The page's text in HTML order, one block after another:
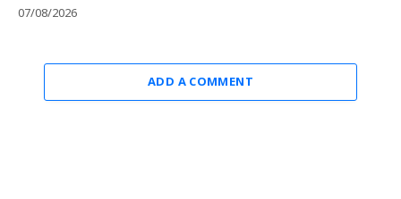
07/08/2026
ADD A COMMENT